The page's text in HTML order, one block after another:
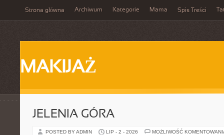
Strona główna Archiwum Kategorie Mama Spis Treści
MAKIJAŻ
JELENIA GÓRA
POSTED BY ADMIN LIP - 2 - 2026 MOŻLIWOŚĆ